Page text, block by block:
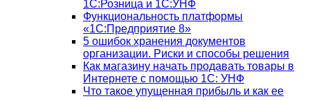
1С:Розница и 1С:УНФ
Функциональность платформы
«1С:Предприятие 8»
5 ошибок хранения документов
организации. Риски и способы решения
Как магазину начать продавать товары в
Интернете с помощью 1С: УНФ
Что такое упущенная прибыль и как ее